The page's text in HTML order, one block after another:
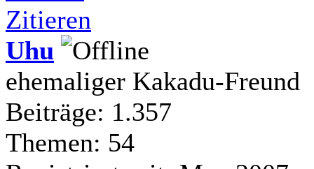
Zitieren
Uhu
ehemaliger Kakadu-Freund
Beiträge: 1.357
Themen: 54